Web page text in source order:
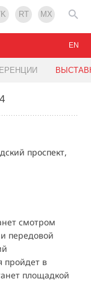
RT MX
EN
проспект,
смотром
передовой
пройдет в
площадкой